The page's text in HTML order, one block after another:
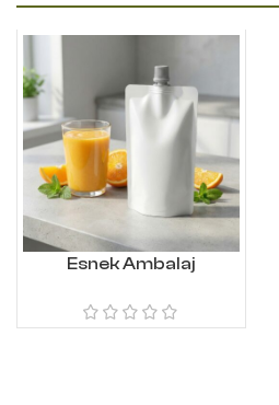
Esnek Ambalaj